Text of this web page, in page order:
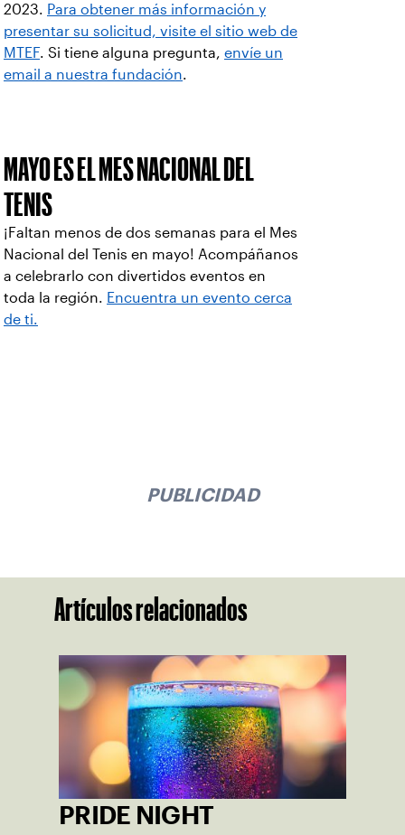
2023. Para obtener más información y
presentar su solicitud, visite el sitio web de
MTEF. Si tiene alguna pregunta, envíe un
email a nuestra fundación.
MAYO ES EL MES NACIONAL DEL
TENIS
¡Faltan menos de dos semanas para el Mes
Nacional del Tenis en mayo! Acompáñanos
a celebrarlo con divertidos eventos en
toda la región. Encuentra un evento cerca
de ti.
PUBLICIDAD
Artículos relacionados
PRIDE NIGHT